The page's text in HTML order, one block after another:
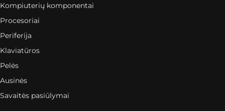
Kompiuterių komponentai
Procesoriai
Periferija
Klaviatūros
Pelės
Ausinės
Savaitės pasiūlymai